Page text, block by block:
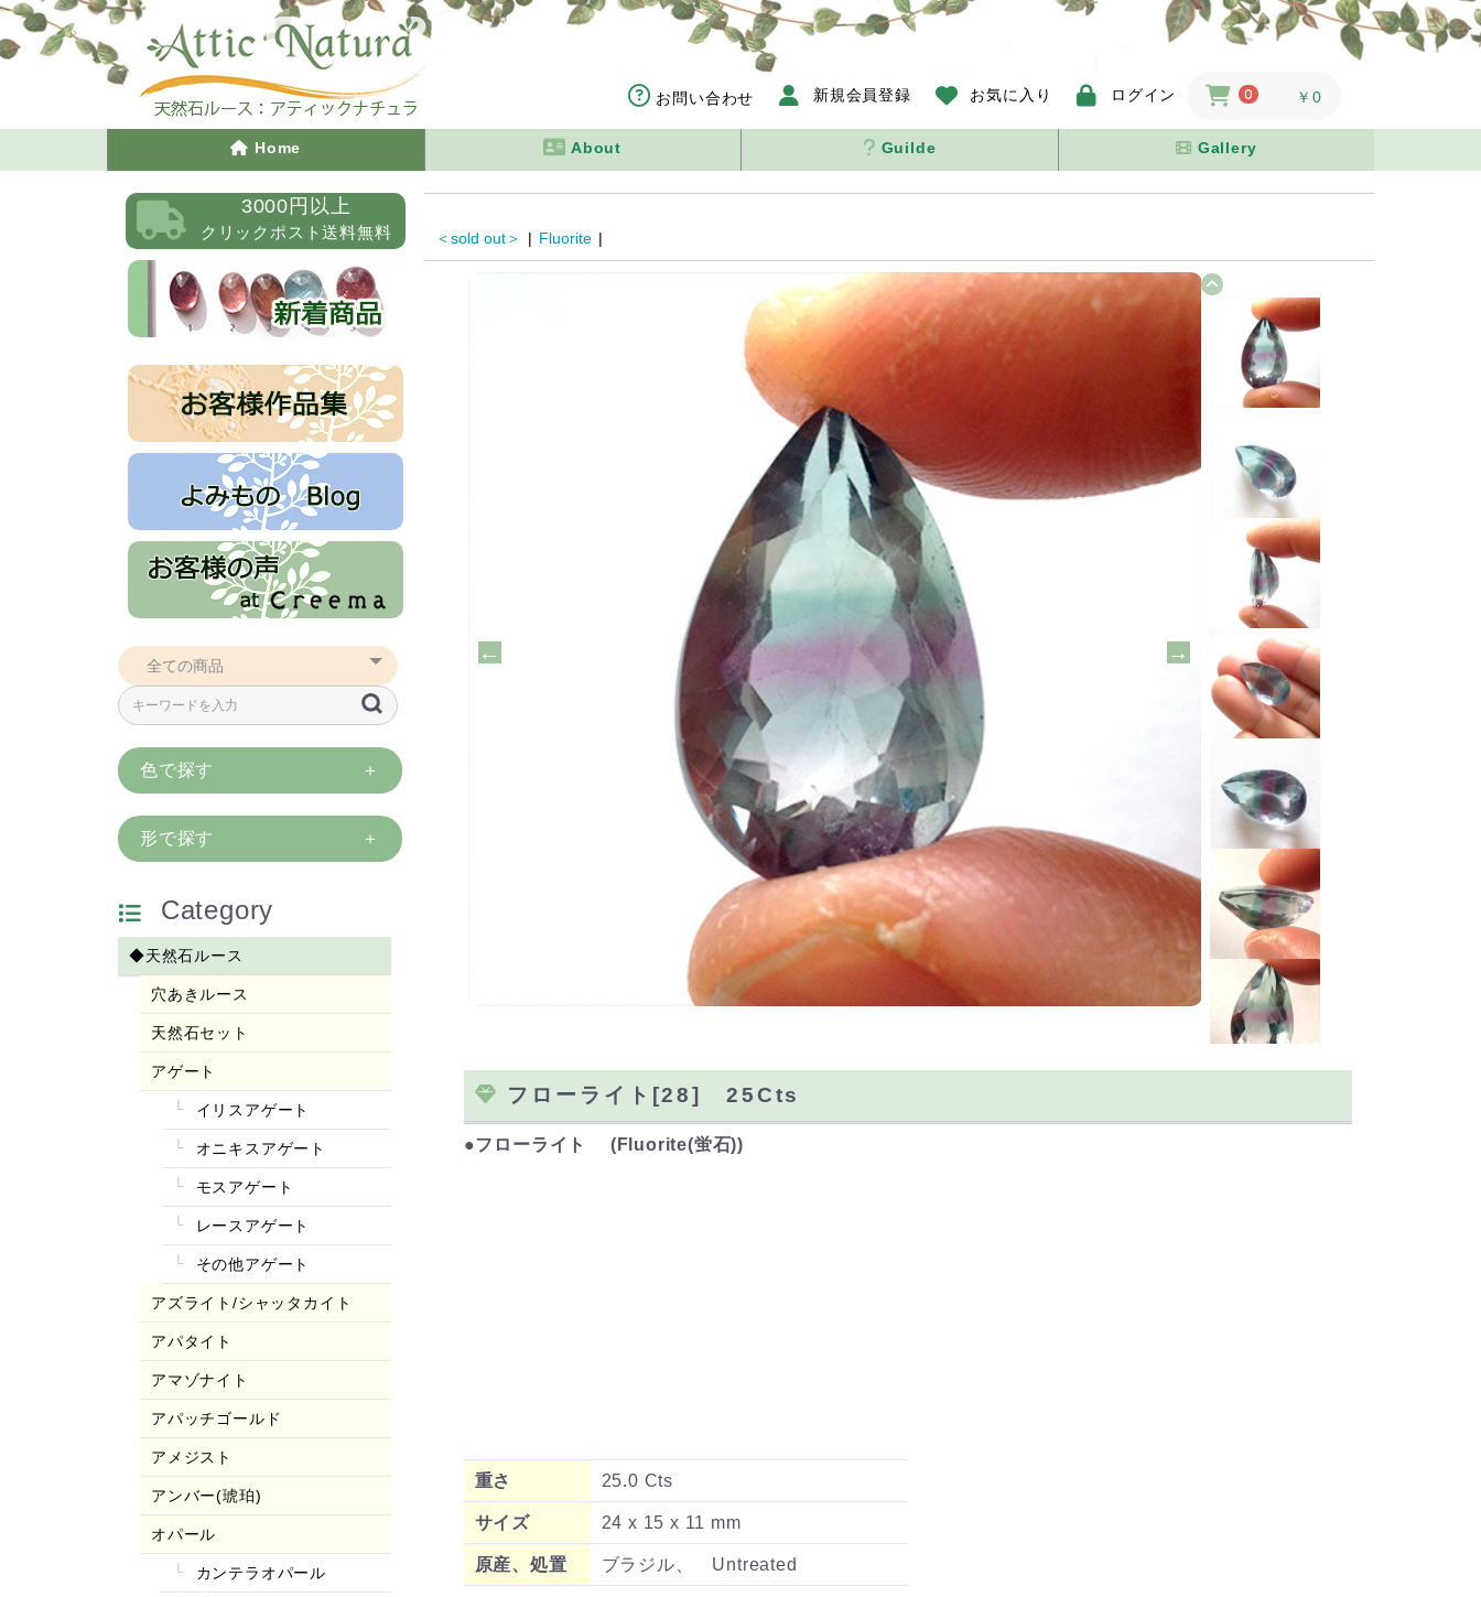
お問い合わせ 新規会員登録 お気に入り ログイン 0 ￥0
Home About Guilde Gallery
3000円以上
クリックポスト送料無料
色で探す
形で探す
Category
◆天然石ルース
穴あきルース
天然石セット
アゲート
イリスアゲート
オニキスアゲート
モスアゲート
レースアゲート
その他アゲート
アズライト/シャッタカイト
アパタイト
アマゾナイト
アパッチゴールド
アメジスト
アンバー(琥珀)
オパール
カンテラオパール
＜sold out＞ | Fluorite |
フローライト[28] 25Cts
●フローライト (Fluorite(蛍石))
重さ 25.0 Cts
サイズ 24 x 15 x 11 mm
原産、処置 ブラジル、 Untreated